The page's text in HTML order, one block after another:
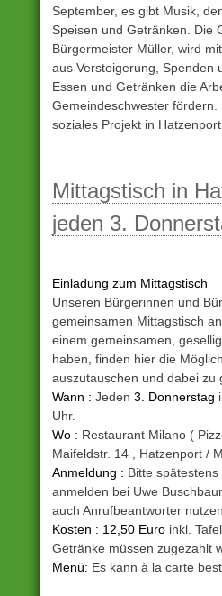
September, es gibt Musik,
Speisen und Getränken. Die
Bürgermeister Müller, wird
aus Versteigerung, Spenden
Essen und Getränken die
Gemeindeschwester fördern.
soziales Projekt in
Archiv
eingestellt
Mittagstisch in
jeden 3.
Einladung zum Mittagstisch
Unseren Bürgerinnen und
gemeinsamen Mittagstisch
einem gemeinsamen,
haben, finden hier die
auszutauschen und dabei zu
Wann : Jeden 3. Donnerstag
Uhr.
Wo : Restaurant Milano (
Maifeldstr. 14 , Hatzenport /
Anmeldung : Bitte
anmelden bei Uwe
auch Anrufbeantworter
Kosten : 12,50 Euro inkl.
Getränke müssen zugezahlt
Menü: Es kann à la carte